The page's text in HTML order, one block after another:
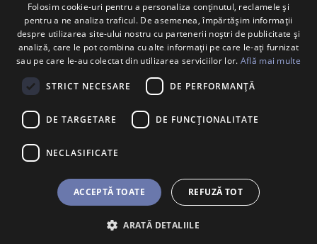
BILETE U SHOP
Folosim cookie-uri pentru a personaliza conținutul, reclamele și
pentru a ne analiza traficul. De asemenea, împărtășim informații
despre utilizarea site-ului nostru cu partenerii noștri de publicitate și
analiză, care le pot combina cu alte informații pe care le-ați furnizat
sau pe care le-au colectat din utilizarea serviciilor lor. Află mai multe
STRICT NECESARE DE PERFORMANȚĂ
DE TARGETARE DE FUNCŢIONALITATE
NECLASIFICATE
ACCEPTĂ TOATE REFUZĂ TOT
ARATĂ DETALIILE